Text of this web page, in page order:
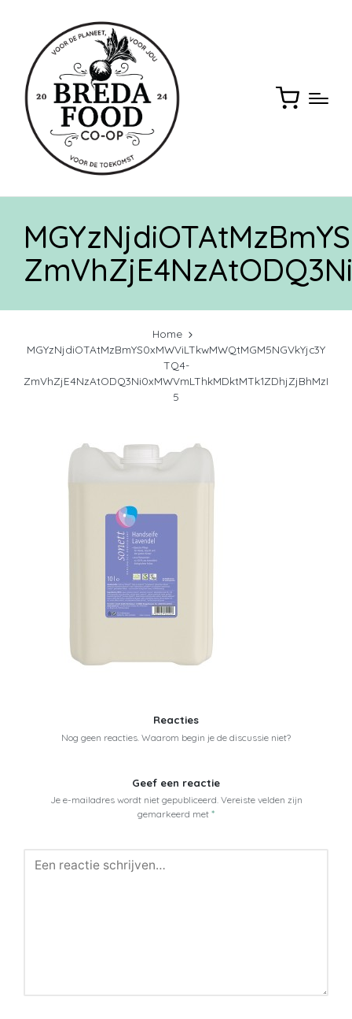
Home
MGYzNjdiOTAtMzBmYS0xMWViLTkwMWQtMGM5NGVkYjc3Y
TQ4-
ZmVhZjE4NzAtODQ3Ni0xMWVmLThkMDktMTk1ZDhjZjBhMzI
5
Reacties
Nog geen reacties. Waarom begin je de discussie niet?
Geef een reactie
Je e-mailadres wordt niet gepubliceerd. Vereiste velden zijn
gemarkeerd met *